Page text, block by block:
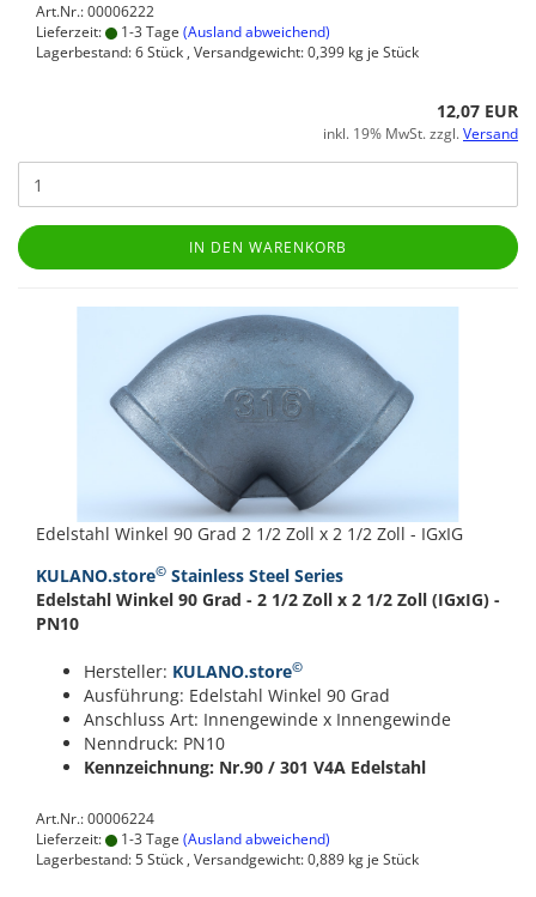
Art.Nr.: 00006222
Lieferzeit:
1-3 Tage (Ausland abweichend)
Lagerbestand: 6 Stück , Versandgewicht:0,399 kg je Stück
12,07 EUR
inkl. 19% MwSt. zzgl.Versand
IN DEN WARENKORB
Edelstahl Winkel 90 Grad 2 1/2 Zoll x 2 1/2 Zoll - IGxIG
KULANO.store© Stainless Steel Series
Edelstahl Winkel 90 Grad - 2 1/2 Zoll x 2 1/2 Zoll (IGxIG) -
PN10
Hersteller: KULANO.store©
Ausführung: Edelstahl Winkel 90 Grad
Anschluss Art: Innengewinde x Innengewinde
Nenndruck: PN10
Kennzeichnung: Nr.90 / 301 V4A Edelstahl
Art.Nr.: 00006224
Lieferzeit:
1-3 Tage (Ausland abweichend)
Lagerbestand: 5 Stück , Versandgewicht:0,889 kg je Stück